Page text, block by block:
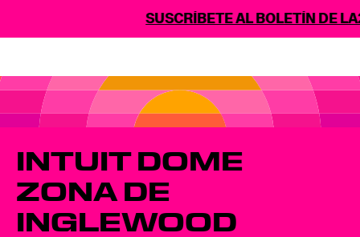
SUSCRÍBETE AL BOLETÍN DE
INTUIT DOME
ZONA DE
INGLEWOOD